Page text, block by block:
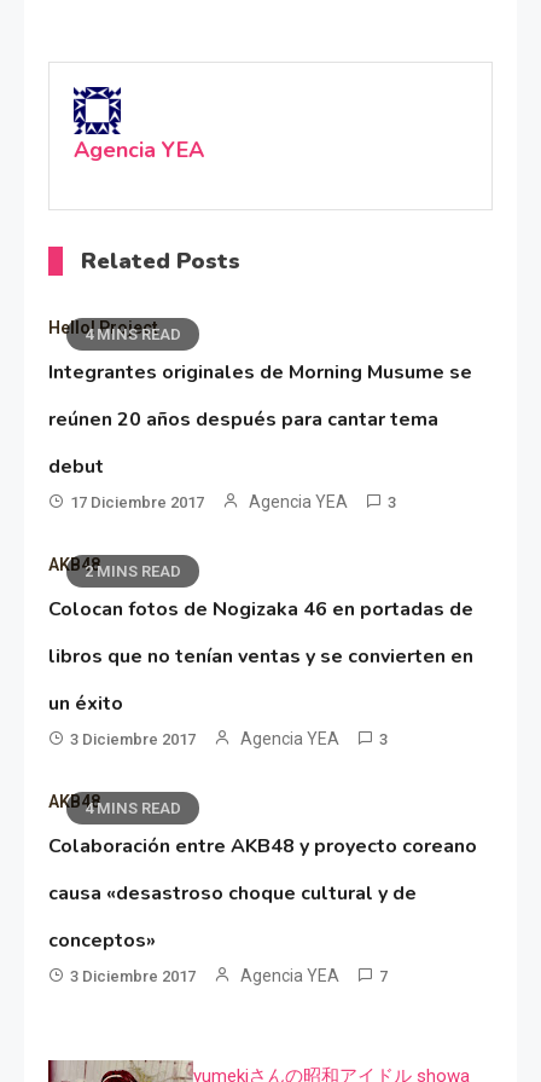
Agencia YEA
Related Posts
4 MINS READ
Hello! Project
Integrantes originales de Morning Musume se
reúnen 20 años después para cantar tema
debut
17 Diciembre 2017 Agencia YEA 3
2 MINS READ
AKB48
Colocan fotos de Nogizaka 46 en portadas de
libros que no tenían ventas y se convierten en
un éxito
3 Diciembre 2017 Agencia YEA 3
4 MINS READ
AKB48
Colaboración entre AKB48 y proyecto coreano
causa «desastroso choque cultural y de
conceptos»
3 Diciembre 2017 Agencia YEA 7
yumekiさんの昭和アイドル showa